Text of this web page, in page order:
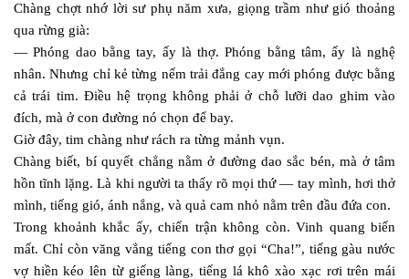
Chàng chợt nhớ lời sư phụ năm xưa, giọng trầm như gió thoảng
qua rừng già:
— Phóng dao bằng tay, ấy là thợ. Phóng bằng tâm, ấy là nghệ
nhân. Nhưng chỉ kẻ từng nếm trải đắng cay mới phóng được bằng
cả trái tim. Điều hệ trọng không phải ở chỗ lưỡi dao ghim vào
đích, mà ở con đường nó chọn để bay.
Giờ đây, tim chàng như rách ra từng mảnh vụn.
Chàng biết, bí quyết chẳng nằm ở đường dao sắc bén, mà ở tâm
hồn tĩnh lặng. Là khi người ta thấy rõ mọi thứ — tay mình, hơi thở
mình, tiếng gió, ánh nắng, và quả cam nhỏ nằm trên đầu đứa con.
Trong khoảnh khắc ấy, chiến trận không còn. Vinh quang biến
mất. Chỉ còn văng vẳng tiếng con thơ gọi “Cha!”, tiếng gàu nước
vợ hiền kéo lên từ giếng làng, tiếng lá khô xào xạc rơi trên mái